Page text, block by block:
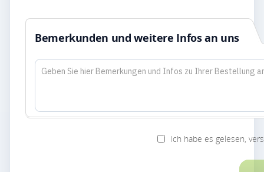
Bemerkunden und weitere Infos an uns
Ich habe es gelesen,